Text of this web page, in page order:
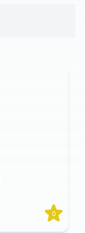
0